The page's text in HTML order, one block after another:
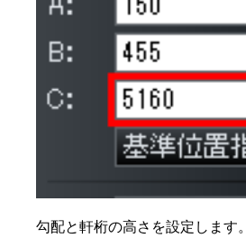
勾配と軒桁の高さを設定します。